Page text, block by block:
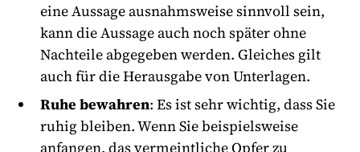
eine Aussage ausnahmsweise sinnvoll sein,
kann die Aussage auch noch später ohne
Nachteile abgegeben werden. Gleiches gilt
auch für die Herausgabe von Unterlagen.
Ruhe bewahren: Es ist sehr wichtig, dass Sie
ruhig bleiben. Wenn Sie beispielsweise
anfangen, das vermeintliche Opfer zu